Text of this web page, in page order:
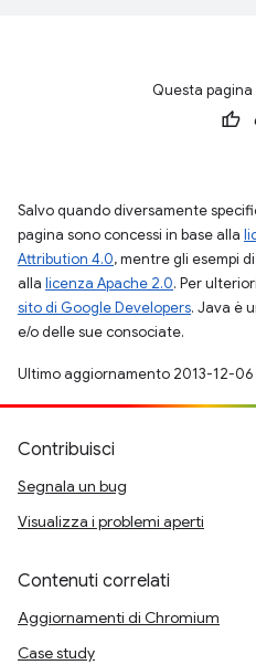
Questa
Salvo quando diversamente
pagina sono concessi in base alla
Attribution 4.0, mentre gli esempi
alla licenza Apache 2.0. Per
sito di Google Developers. Java è
e/o delle sue consociate.
Ultimo aggiornamento 2013-12-06
Contribuisci
Segnala un bug
Visualizza i problemi aperti
Contenuti correlati
Aggiornamenti di Chromium
Case study